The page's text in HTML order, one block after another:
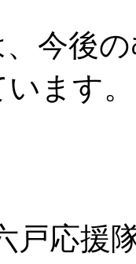
今後
ます。
戸応援